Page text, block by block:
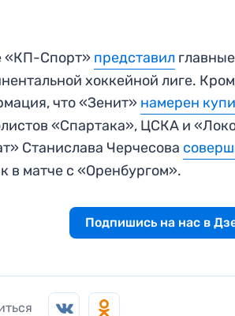
«КП-Спорт» представил
хоккейной лиге.
что «Зенит» намерен
«Спартака», ЦСКА и
Станислава Черчесова
в матче с «Оренбургом».
Подпишись на нас в